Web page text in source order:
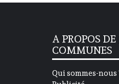
A PROPOS
COMMUNES
Qui sommes-nous